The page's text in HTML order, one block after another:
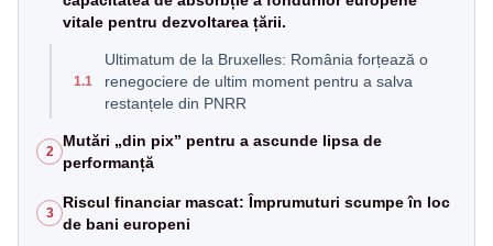
vitale pentru dezvoltarea țării.
1.1
Ultimatum de la Bruxelles: România forțează o
renegociere de ultim moment pentru a salva
restanțele din PNRR
2
Mutări „din pix” pentru a ascunde lipsa de
performanță
3
Riscul financiar mascat: Împrumuturi scumpe în loc
de bani europeni